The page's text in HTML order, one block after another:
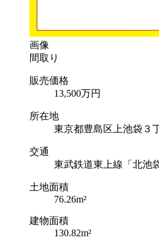
画像
間取り
販売価格
13,500万円
所在地
東京都豊島区上池袋３
交通
東武鉄道東上線「北池
土地面積
76.26m²
建物面積
130.82m²